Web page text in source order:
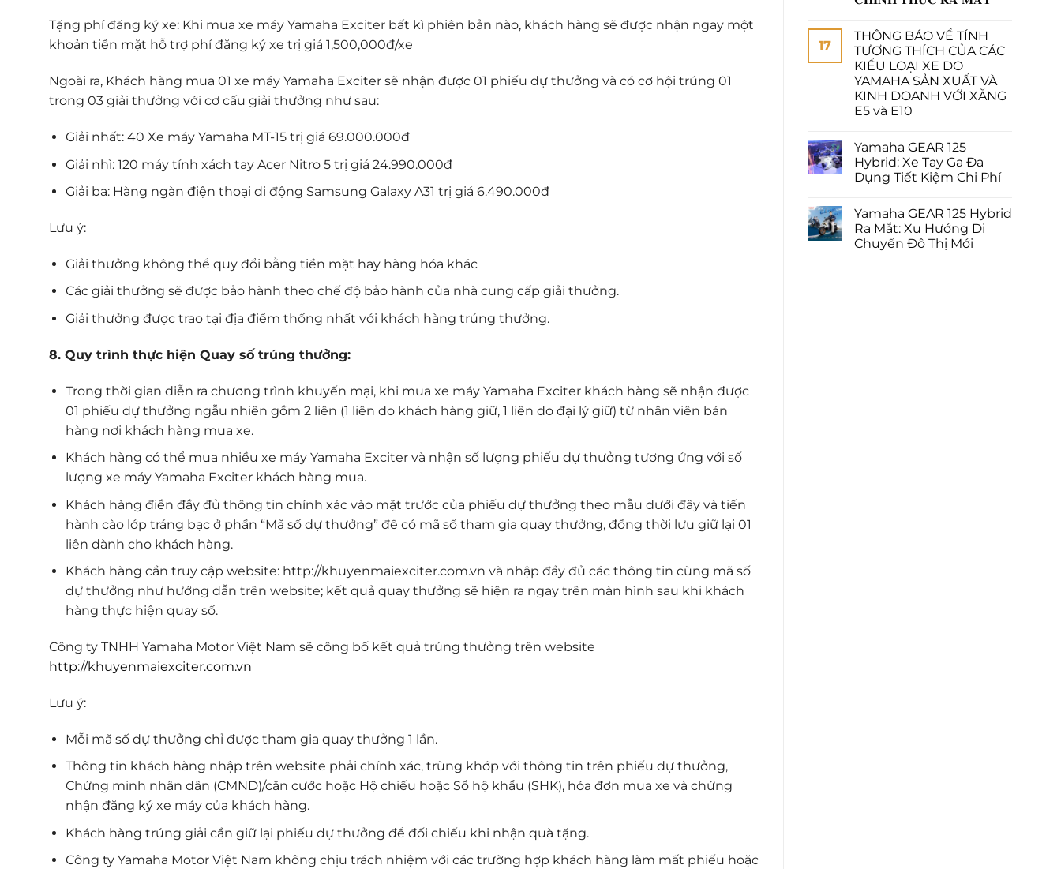
Tặng phí đăng ký xe: Khi mua xe máy Yamaha Exciter bất kì phiên bản nào, khách hàng sẽ được nhận ngay một
khoản tiền mặt hỗ trợ phí đăng ký xe trị giá 1,500,000đ/xe
Ngoài ra, Khách hàng mua 01 xe máy Yamaha Exciter sẽ nhận được 01 phiếu dự thưởng và có cơ hội trúng 01
trong 03 giải thưởng với cơ cấu giải thưởng như sau:
Giải nhất: 40 Xe máy Yamaha MT-15 trị giá 69.000.000đ
Giải nhì: 120 máy tính xách tay Acer Nitro 5 trị giá 24.990.000đ
Giải ba: Hàng ngàn điện thoại di động Samsung Galaxy A31 trị giá 6.490.000đ
Lưu ý:
Giải thưởng không thể quy đổi bằng tiền mặt hay hàng hóa khác
Các giải thưởng sẽ được bảo hành theo chế độ bảo hành của nhà cung cấp giải thưởng.
Giải thưởng được trao tại địa điểm thống nhất với khách hàng trúng thưởng.
8. Quy trình thực hiện Quay số trúng thưởng:
Trong thời gian diễn ra chương trình khuyến mại, khi mua xe máy Yamaha Exciter khách hàng sẽ nhận được
01 phiếu dự thưởng ngẫu nhiên gồm 2 liên (1 liên do khách hàng giữ, 1 liên do đại lý giữ) từ nhân viên bán
hàng nơi khách hàng mua xe.
Khách hàng có thể mua nhiều xe máy Yamaha Exciter và nhận số lượng phiếu dự thưởng tương ứng với số
lượng xe máy Yamaha Exciter khách hàng mua.
Khách hàng điền đầy đủ thông tin chính xác vào mặt trước của phiếu dự thưởng theo mẫu dưới đây và tiến
hành cào lớp tráng bạc ở phần “Mã số dự thưởng” để có mã số tham gia quay thưởng, đồng thời lưu giữ lại 01
liên dành cho khách hàng.
Khách hàng cần truy cập website: http://khuyenmaiexciter.com.vn và nhập đầy đủ các thông tin cùng mã số
dự thưởng như hướng dẫn trên website; kết quả quay thưởng sẽ hiện ra ngay trên màn hình sau khi khách
hàng thực hiện quay số.
Công ty TNHH Yamaha Motor Việt Nam sẽ công bố kết quả trúng thưởng trên website
http://khuyenmaiexciter.com.vn
Lưu ý:
Mỗi mã số dự thưởng chỉ được tham gia quay thưởng 1 lần.
Thông tin khách hàng nhập trên website phải chính xác, trùng khớp với thông tin trên phiếu dự thưởng,
Chứng minh nhân dân (CMND)/căn cước hoặc Hộ chiếu hoặc Sổ hộ khẩu (SHK), hóa đơn mua xe và chứng
nhận đăng ký xe máy của khách hàng.
Khách hàng trúng giải cần giữ lại phiếu dự thưởng để đối chiếu khi nhận quà tặng.
Công ty Yamaha Motor Việt Nam không chịu trách nhiệm với các trường hợp khách hàng làm mất phiếu hoặc
17
THÔNG BÁO VỀ TÍNH
TƯƠNG THÍCH CỦA CÁC
KIỂU LOẠI XE DO
YAMAHA SẢN XUẤT VÀ
KINH DOANH VỚI XĂNG
E5 và E10
Yamaha GEAR 125
Hybrid: Xe Tay Ga Đa
Dụng Tiết Kiệm Chi Phí
Yamaha GEAR 125 Hybrid
Ra Mắt: Xu Hướng Di
Chuyển Đô Thị Mới